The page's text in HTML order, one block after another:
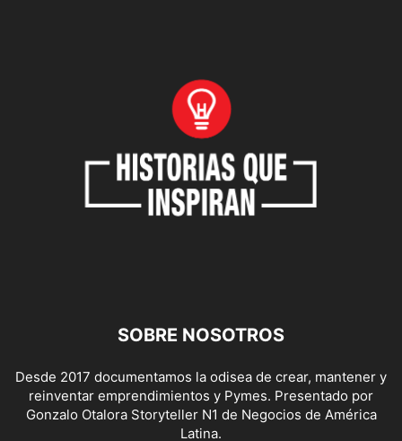
SOBRE NOSOTROS
Desde 2017 documentamos la odisea de crear, mantener y
reinventar emprendimientos y Pymes. Presentado por
Gonzalo Otalora Storyteller N1 de Negocios de América
Latina.